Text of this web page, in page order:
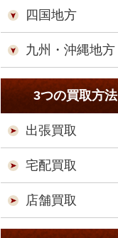
四国地方
九州・沖縄地方
3つの買取方法
出張買取
宅配買取
店舗買取